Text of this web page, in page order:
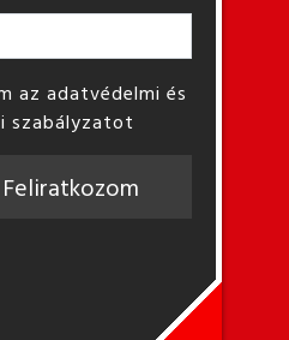
az adatvédelmi és
szabályzatot
Feliratkozom